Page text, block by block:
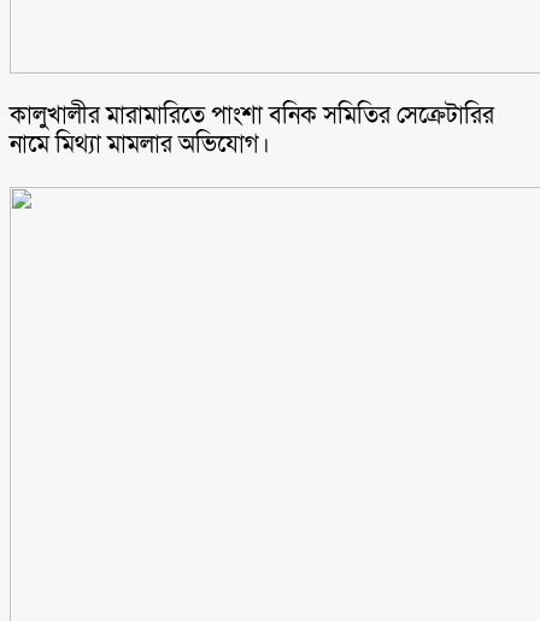
কালুখালীর মারামারিতে পাংশা বনিক সমিতির সেক্রেটারির
নামে মিথ্যা মামলার অভিযোগ।